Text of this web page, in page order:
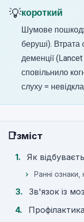
💡короткий
Шумове
беруші).
деменції
сповільнило
слуху =
📑зміст
Як
Ранні ознаки,
Зв'язок із